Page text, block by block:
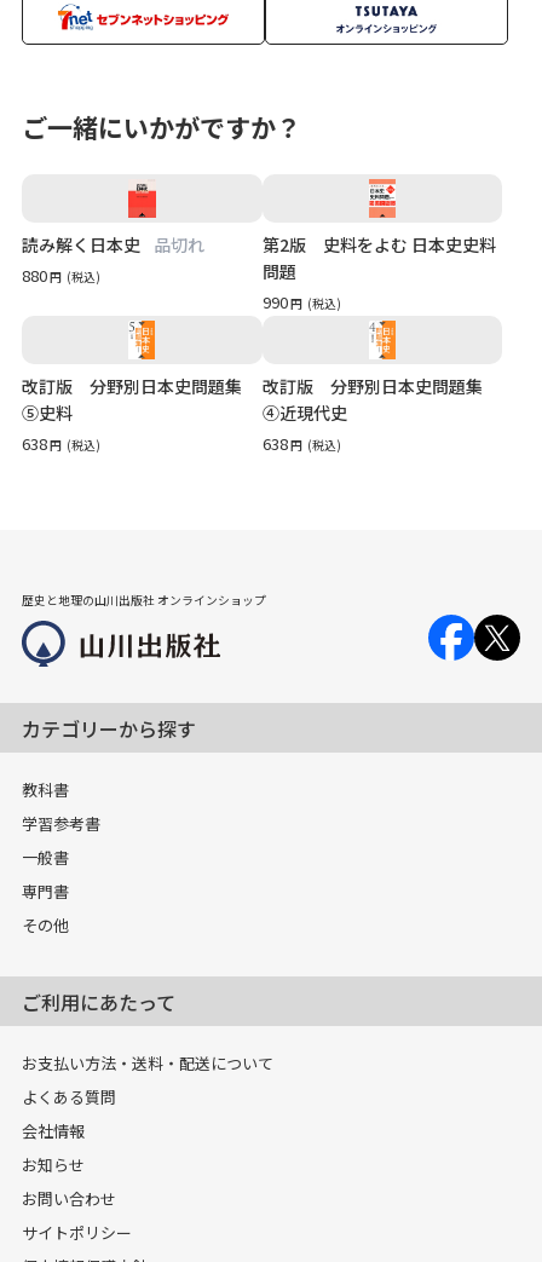
ご一緒にいかがですか？
読み解く日本史 品切れ
880円 (税込)
第2版 史料をよむ 日本史史料
問題
990円 (税込)
改訂版 分野別日本史問題集
⑤史料
638円 (税込)
改訂版 分野別日本史問題集
④近現代史
638円 (税込)
歴史と地理の山川出版社 オンラインショップ
カテゴリーから探す
教科書
学習参考書
一般書
専門書
その他
ご利用にあたって
お支払い方法・送料・配送について
よくある質問
会社情報
お知らせ
お問い合わせ
サイトポリシー